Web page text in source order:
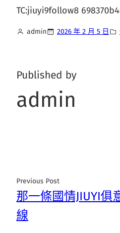
TC:jiuyi9follow8
admin 2026 年 2 月 5 日
Published by
admin
Previous Post
那一條國情JIUYI俱
線